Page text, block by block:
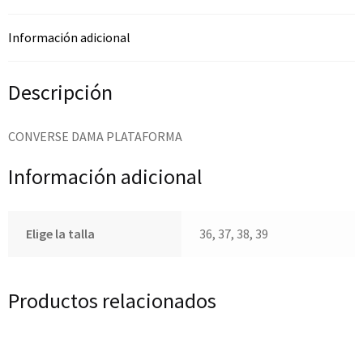
Información adicional
Descripción
CONVERSE DAMA PLATAFORMA
Información adicional
Elige la talla 36, 37, 38, 39
Productos relacionados